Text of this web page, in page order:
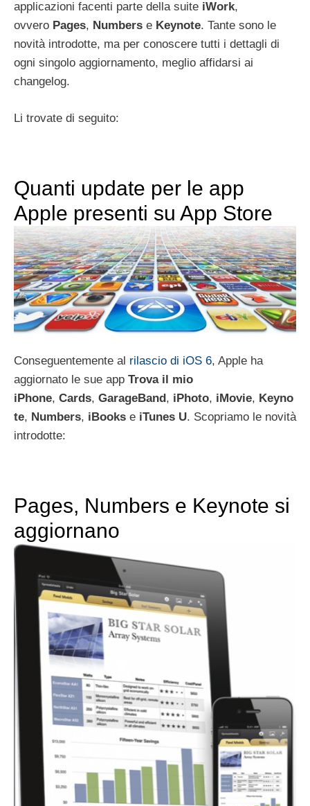
applicazioni facenti parte della suite iWork,
ovvero Pages, Numbers e Keynote. Tante sono le
novità introdotte, ma per conoscere tutti i dettagli di
ogni singolo aggiornamento, meglio affidarsi ai
changelog.
Li trovate di seguito:
Quanti update per le app
Apple presenti su App Store
Conseguentemente al rilascio di iOS 6, Apple ha
aggiornato le sue app Trova il mio
iPhone, Cards, GarageBand, iPhoto, iMovie, Keyno
te, Numbers, iBooks e iTunes U. Scopriamo le novità
introdotte:
Pages, Numbers e Keynote si
aggiornano